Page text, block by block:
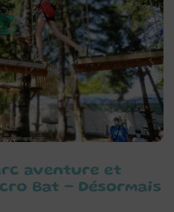
aventure et
Bat – Désormais